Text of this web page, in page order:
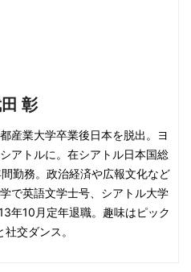
彰
産業大学卒業後日本を脱出。ヨ
アトルに。在シアトル日本国総
勤務。政治経済や広報文化など
で英語文学士号、シアトル大学
年10月定年退職。趣味はピック
交ダンス。